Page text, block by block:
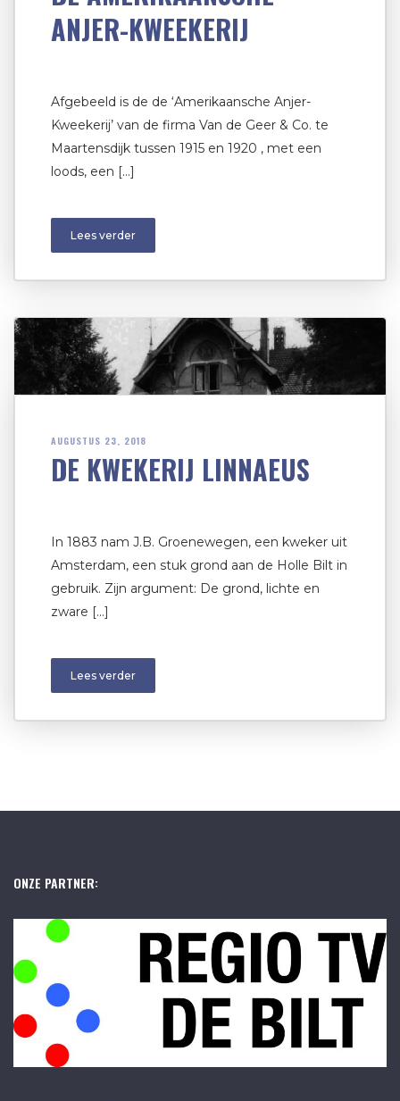
ANJER-KWEEKERIJ
Afgebeeld is de de ‘Amerikaansche Anjer-
Kweekerij’ van de firma Van de Geer & Co. te
Maartensdijk tussen 1915 en 1920 , met een
loods, een […]
Lees verder
AUGUSTUS 23, 2018
DE KWEKERIJ LINNAEUS
In 1883 nam J.B. Groenewegen, een kweker uit
Amsterdam, een stuk grond aan de Holle Bilt in
gebruik. Zijn argument: De grond, lichte en
zware […]
Lees verder
ONZE PARTNER: